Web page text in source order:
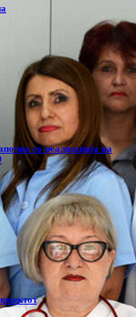
со реализација на